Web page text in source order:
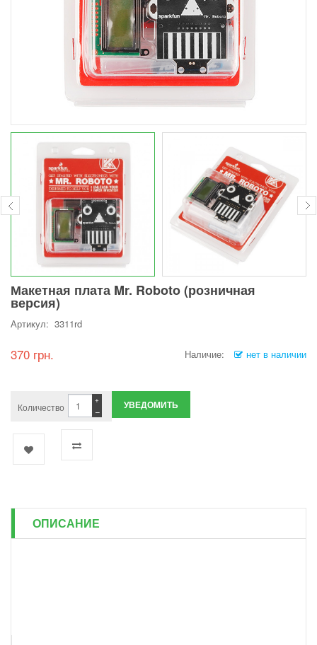
Макетная плата Mr. Roboto (розничная
версия)
Артикул: 3311rd
370 грн. Наличие: нет в наличии
Количество −
+ УВЕДОМИТЬ
ОПИСАНИЕ